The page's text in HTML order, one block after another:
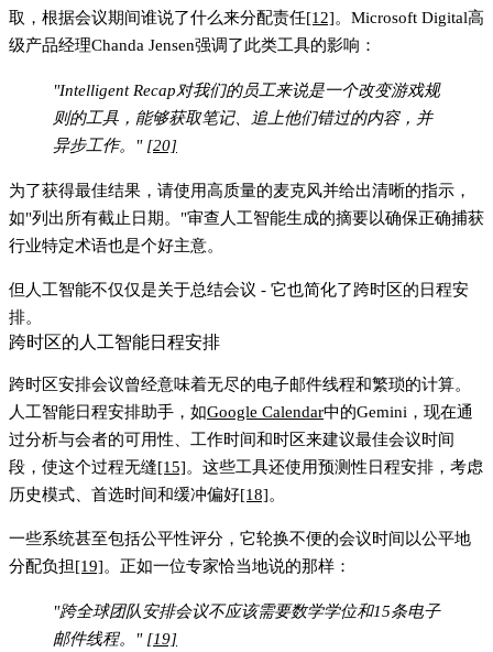
取，根据会议期间谁说了什么来分配责任[12]。Microsoft Digital高
级产品经理Chanda Jensen强调了此类工具的影响：
"Intelligent Recap对我们的员工来说是一个改变游戏规
则的工具，能够获取笔记、追上他们错过的内容，并
异步工作。" [20]
为了获得最佳结果，请使用高质量的麦克风并给出清晰的指示，
如"列出所有截止日期。"审查人工智能生成的摘要以确保正确捕获
行业特定术语也是个好主意。
但人工智能不仅仅是关于总结会议 - 它也简化了跨时区的日程安
排。
跨时区的人工智能日程安排
跨时区安排会议曾经意味着无尽的电子邮件线程和繁琐的计算。
人工智能日程安排助手，如Google Calendar中的Gemini，现在通
过分析与会者的可用性、工作时间和时区来建议最佳会议时间
段，使这个过程无缝[15]。这些工具还使用预测性日程安排，考虑
历史模式、首选时间和缓冲偏好[18]。
一些系统甚至包括公平性评分，它轮换不便的会议时间以公平地
分配负担[19]。正如一位专家恰当地说的那样：
"跨全球团队安排会议不应该需要数学学位和15条电子
邮件线程。" [19]